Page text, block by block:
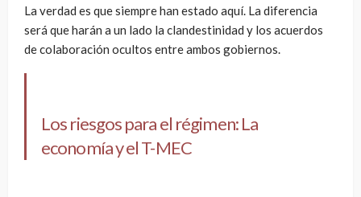
La verdad es que siempre han estado aquí. La diferencia
será que harán a un lado la clandestinidad y los acuerdos
de colaboración ocultos entre ambos gobiernos.
Los riesgos para el régimen: La
economía y el T-MEC